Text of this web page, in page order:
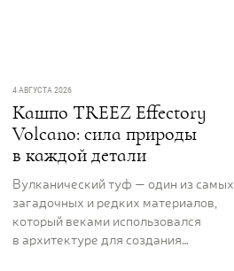
4 АВГУСТА 2026
Кашпо TREEZ Effectory
Volcano: сила природы
в каждой детали
Вулканический туф — один из самых
загадочных и редких материалов,
который веками использовался
в архитектуре для создания